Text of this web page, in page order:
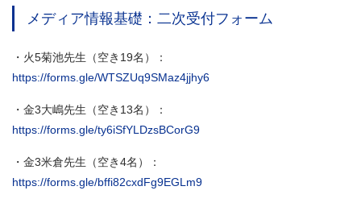
メディア情報基礎：二次受付フォーム
・火5菊池先生（空き19名）：
https://forms.gle/WTSZUq9SMaz4jjhy6
・金3大嶋先生（空き13名）：
https://forms.gle/ty6iSfYLDzsBCorG9
・金3米倉先生（空き4名）：
https://forms.gle/bffi82cxdFg9EGLm9